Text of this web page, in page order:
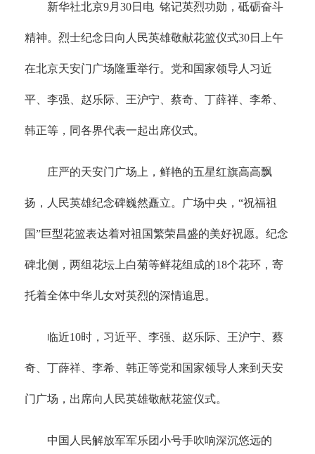
新华社北京9月30日电 铭记英烈功勋，砥砺奋斗
精神。烈士纪念日向人民英雄敬献花篮仪式30日上午
在北京天安门广场隆重举行。党和国家领导人习近
平、李强、赵乐际、王沪宁、蔡奇、丁薛祥、李希、
韩正等，同各界代表一起出席仪式。
庄严的天安门广场上，鲜艳的五星红旗高高飘
扬，人民英雄纪念碑巍然矗立。广场中央，“祝福祖
国”巨型花篮表达着对祖国繁荣昌盛的美好祝愿。纪念
碑北侧，两组花坛上白菊等鲜花组成的18个花环，寄
托着全体中华儿女对英烈的深情追思。
临近10时，习近平、李强、赵乐际、王沪宁、蔡
奇、丁薛祥、李希、韩正等党和国家领导人来到天安
门广场，出席向人民英雄敬献花篮仪式。
中国人民解放军军乐团小号手吹响深沉悠远的